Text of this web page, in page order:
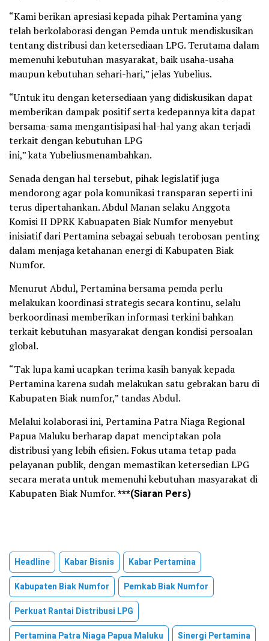
“Kami berikan apresiasi kepada pihak Pertamina yang
telah berkolaborasi dengan Pemda untuk mendiskusikan
tentang distribusi dan ketersediaan LPG. Terutama dalam
memenuhi kebutuhan masyarakat, baik usaha-usaha
maupun kebutuhan sehari-hari,” jelas Yubelius.
“Untuk itu dengan ketersediaan yang didiskusikan dapat
memberikan dampak positif serta kedepannya kita dapat
bersama-sama mengantisipasi hal-hal yang akan terjadi
terkait dengan kebutuhan LPG
ini,” kata Yubeliusmenambahkan.
Senada dengan hal tersebut, pihak legislatif juga
mendorong agar pola komunikasi transparan seperti ini
terus dipertahankan. Abdul Manan selaku Anggota
Komisi II DPRK Kabuapaten Biak Numfor menyebut
inisiatif dari Pertamina sebagai sebuah terobosan penting
dalam menjaga ketahanan energi di Kabupaten Biak
Numfor.
Menurut Abdul, Pertamina bersama pemda perlu
melakukan koordinasi strategis secara kontinu, selalu
berkoordinasi memberikan informasi terkini bahkan
terkait kebutuhan masyarakat dengan kondisi persoalan
global.
“Tak lupa kami ucapkan terima kasih banyak kepada
Pertamina karena sudah melakukan satu gebrakan baru di
Kabupaten Biak numfor,” tandas Abdul.
Melalui kolaborasi ini, Pertamina Patra Niaga Regional
Papua Maluku berharap dapat menciptakan pola
distribusi yang lebih efisien. Fokus utama tetap pada
pelayanan publik, dengan memastikan ketersedian LPG
secara merata untuk memenuhi kebutuhan masyarakat di
Kabupaten Biak Numfor.***(Siaran Pers)
Headline Kabar Bisnis
Kabar Pertamina
Kabupaten Biak Numfor
Pemkab Biak Numfor
Perkuat Rantai Distribusi LPG
Pertamina Patra Niaga Papua Maluku
Sinergi Pertamina